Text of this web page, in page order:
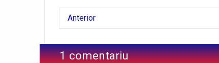
Anterior
1 comentariu